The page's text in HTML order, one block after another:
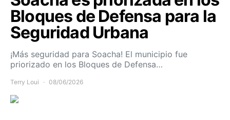
Bloques de Defensa para la
Seguridad Urbana
¡Más seguridad para Soacha! El municipio fue
priorizado en los Bloques de Defensa…
Terry Loui 08/06/2026